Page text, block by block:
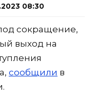
08:30
сокращение,
выход на
сообщили в